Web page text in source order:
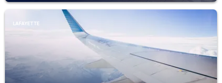
LAFAYETTE